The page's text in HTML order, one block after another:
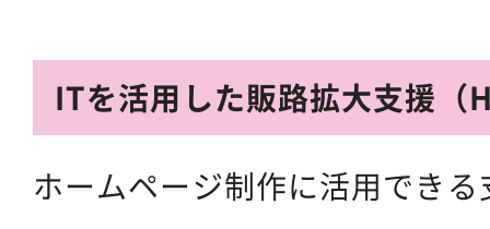
ITを活用した販路拡大支援（
ホームページ制作に活用でき